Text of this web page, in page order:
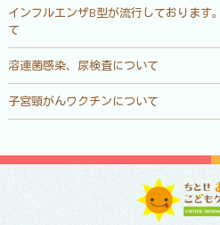
インフルエンザB型が流行しております
て
溶連菌感染、尿検査について
子宮頸がんワクチンについて